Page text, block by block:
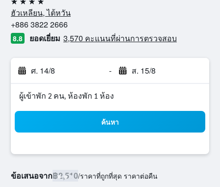
4 ดาว
ฮัวเหลียน, ไต้หวัน
+886 3822 2666
8.8 ยอดเยี่ยม 3,570 คะแนนที่ผ่านการตรวจสอบ
ศ. 14/8 - ส. 15/8
ผู้เข้าพัก 2 คน, ห้องพัก 1 ห้อง
ค้นหา
ข้อเสนอจาก฿2,510/ราคาที่ถูกที่สุด ราคาต่อคืน